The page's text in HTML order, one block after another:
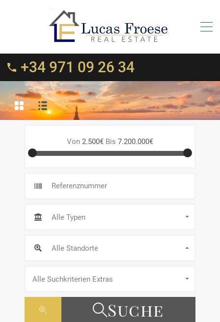
+34 971 09 26 34
Von 2.500€ Bis 7.200.000€
Alle Typen
Alle Standorte
Alle Suchkriterien Extras
Suche